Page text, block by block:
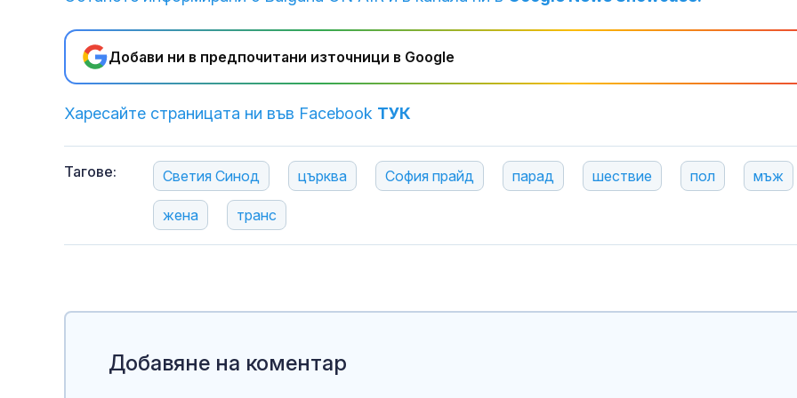
Добави ни в предпочитани източници в Google
Харесайте страницата ни във Facebook ТУК
Тагове: Светия Синод църква София прайд парад шествие пол мъж
жена транс
Добавяне на коментар